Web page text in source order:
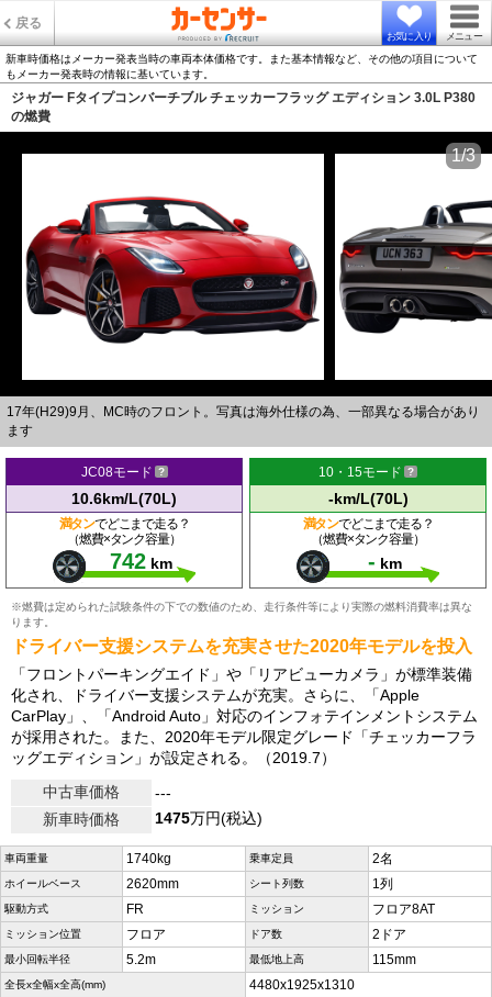
戻る
お気に入り メニュー
新車時価格はメーカー発表当時の車両本体価格です。また基本情報など、その他の項目について
もメーカー発表時の情報に基いています。
ジャガー Fタイプコンバーチブル チェッカーフラッグ エディション 3.0L P380
の燃費
17年(H29)9月、MC時のフロント。写真は海外仕様の為、一部異なる場合があり
ます
1/3
JC08モード
10.6km/L(70L)
満タンでどこまで走る？
（燃費×タンク容量）
742 km
10・15モード
-km/L(70L)
満タンでどこまで走る？
（燃費×タンク容量）
- km
※燃費は定められた試験条件の下での数値のため、走行条件等により実際の燃料消費率は異な
ります。
ドライバー支援システムを充実させた2020年モデルを投入
「フロントパーキングエイド」や「リアビューカメラ」が標準装備
化され、ドライバー支援システムが充実。さらに、「Apple
CarPlay」、「Android Auto」対応のインフォテインメントシステム
が採用された。また、2020年モデル限定グレード「チェッカーフラ
ッグエディション」が設定される。（2019.7）
中古車価格
---
新車時価格
1475万円(税込)
車両重量 1740kg 乗車定員 2名
ホイールベース 2620mm シート列数 1列
駆動方式 FR ミッション フロア8AT
ミッション位置 フロア ドア数 2ドア
最小回転半径 5.2m 最低地上高 115mm
全長x全幅x全高(mm) 4480x1925x1310